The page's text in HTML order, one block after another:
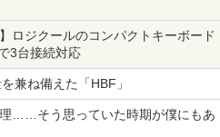
ロジクールのコンパクトキーボード
3台接続対応
兼ね備えた「HBF」
……そう思っていた時期が僕にもあ